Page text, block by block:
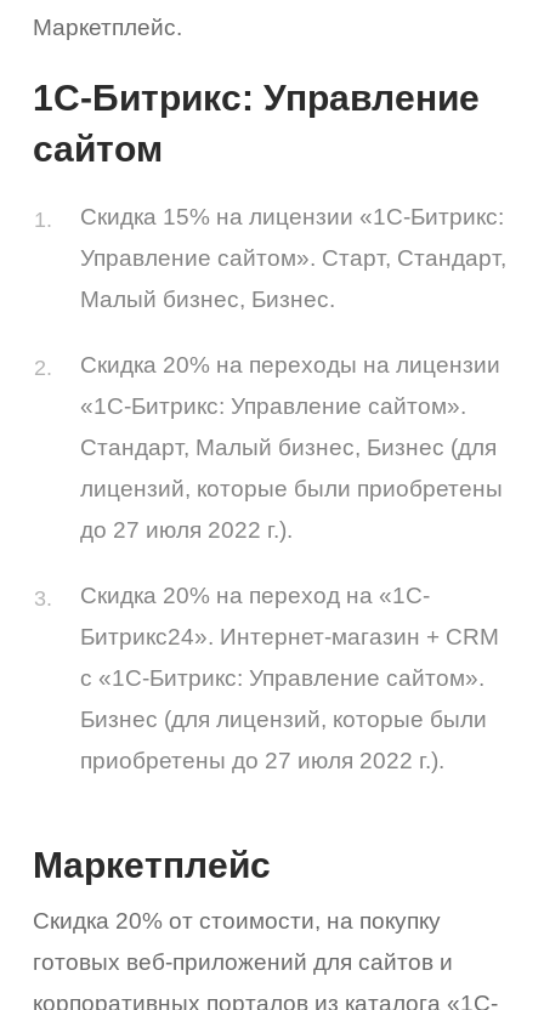
Маркетплейс.
1С-Битрикс: Управление
сайтом
Скидка 15% на лицензии «1С-Битрикс:
Управление сайтом». Старт, Стандарт,
Малый бизнес, Бизнес.
Скидка 20% на переходы на лицензии
«1С-Битрикс: Управление сайтом».
Стандарт, Малый бизнес, Бизнес (для
лицензий, которые были приобретены
до 27 июля 2022 г.).
Скидка 20% на переход на «1С-
Битрикс24». Интернет-магазин + CRM
с «1С-Битрикс: Управление сайтом».
Бизнес (для лицензий, которые были
приобретены до 27 июля 2022 г.).
Маркетплейс
Скидка 20% от стоимости, на покупку
готовых веб-приложений для сайтов и
корпоративных порталов из каталога «1С-